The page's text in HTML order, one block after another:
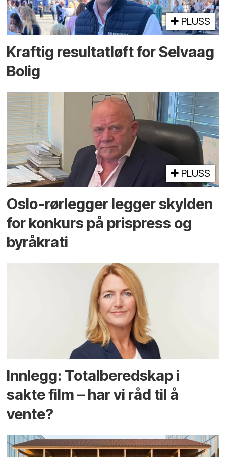
PLUSS
Kraftig resultatløft for Selvaag
Bolig
PLUSS
Oslo-rørlegger legger skylden
for konkurs på prispress og
byråkrati
Innlegg: Totalberedskap i
sakte film – har vi råd til å
vente?